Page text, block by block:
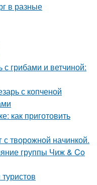
в разные
с грибами и ветчиной:
с копченой
как приготовить
творожной начинкой.
группы Чиж & Co